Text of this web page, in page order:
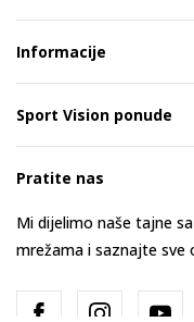
Informacije
Sport Vision ponude
Pratite nas
Mi dijelimo naše tajne
mrežama i saznajte sve